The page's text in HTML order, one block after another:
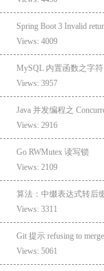
Views: 4009
MySQL 内置函数之字
Views: 3957
Java 并发编程之
Views: 2916
Go RWMutex 读写锁
Views: 2109
算法：中缀表达式转后
Views: 3311
Git 提示 refusing to
Views: 5061